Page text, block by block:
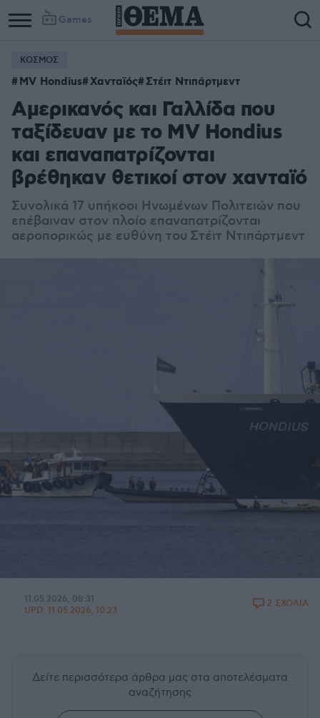
Games
Column
1
Column
2
ΚΟΣΜΟΣ
MV Hondius Χανταϊός Στέιτ Ντιπάρτμεντ
Αμερικανός και Γαλλίδα που
ταξίδευαν με το MV Hondius
και επαναπατρίζονται
βρέθηκαν θετικοί στον χανταϊό
Συνολικά 17 υπήκοοι Ηνωμένων Πολιτειών που
επέβαιναν στον πλοίο επαναπατρίζονται
αεροπορικώς με ευθύνη του Στέιτ Ντιπάρτμεντ
11.05.2026, 08:31
UPD: 11.05.2026, 10:23
2 ΣΧΟΛΙΑ
Δείτε περισσότερα άρθρα μας στα αποτελέσματα
αναζήτησης